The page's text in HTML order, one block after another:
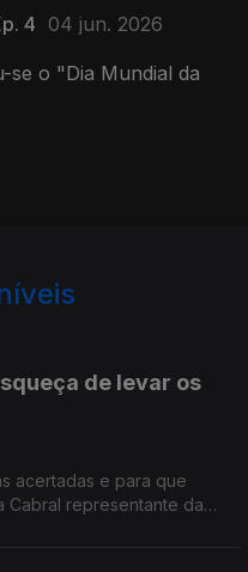
4 04 jun. 2026
se o "Dia Mundial da
de levar os
acertadas e para que